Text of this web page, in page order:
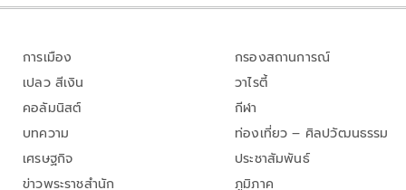
การเมือง
เปลว สีเงิน
คอลัมนิสต์
บทความ
เศรษฐกิจ
ข่าวพระราชสำนัก
กรองสถานการณ์
วาไรตี้
กีฬา
ท่องเที่ยว – ศิลปวัฒนธรรม
ประชาสัมพันธ์
ภูมิภาค